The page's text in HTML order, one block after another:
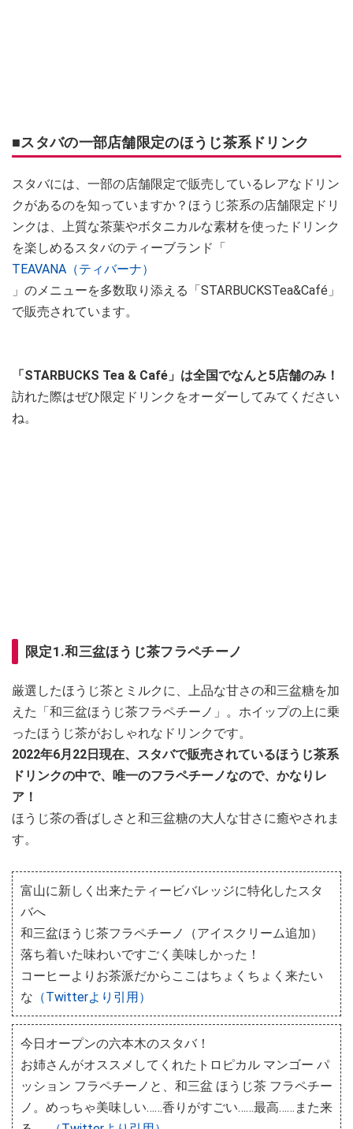
■スタバの一部店舗限定のほうじ茶系ドリンク
スタバには、一部の店舗限定で販売しているレアなドリン
クがあるのを知っていますか？ほうじ茶系の店舗限定ドリ
ンクは、上質な茶葉やボタニカルな素材を使ったドリンク
を楽しめるスタバのティーブランド「
TEAVANA（ティバーナ）
」のメニューを多数取り添える「STARBUCKSTea&Café」
で販売されています。
「STARBUCKS Tea & Café」は全国でなんと5店舗のみ！
訪れた際はぜひ限定ドリンクをオーダーしてみてください
ね。
限定1.和三盆ほうじ茶フラペチーノ
厳選したほうじ茶とミルクに、上品な甘さの和三盆糖を加
えた「和三盆ほうじ茶フラペチーノ」。ホイップの上に乗
ったほうじ茶がおしゃれなドリンクです。
2022年6月22日現在、スタバで販売されているほうじ茶系
ドリンクの中で、唯一のフラペチーノなので、かなりレ
ア！
ほうじ茶の香ばしさと和三盆糖の大人な甘さに癒やされま
す。
富山に新しく出来たティービバレッジに特化したスタ
バへ
和三盆ほうじ茶フラペチーノ（アイスクリーム追加）
落ち着いた味わいですごく美味しかった！
コーヒーよりお茶派だからここはちょくちょく来たい
な （Twitterより引用）
今日オープンの六本木のスタバ！
お姉さんがオススメしてくれたトロピカル マンゴー パ
ッション フラペチーノと、和三盆 ほうじ茶 フラペチー
ノ。めっちゃ美味しい……香りがすごい……最高……また来